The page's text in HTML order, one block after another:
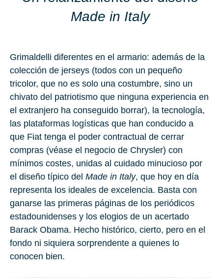
Made in Italy
Grimaldelli diferentes en el armario: además de la
colección de jerseys (todos con un pequeño
tricolor, que no es solo una costumbre, sino un
chivato del patriotismo que ninguna experiencia en
el extranjero ha conseguido borrar), la tecnología,
las plataformas logísticas que han conducido a
que Fiat tenga el poder contractual de cerrar
compras (véase el negocio de Chrysler) con
mínimos costes, unidas al cuidado minucioso por
el diseño típico del Made in Italy, que hoy en día
representa los ideales de excelencia. Basta con
ganarse las primeras páginas de los periódicos
estadounidenses y los elogios de un acertado
Barack Obama. Hecho histórico, cierto, pero en el
fondo ni siquiera sorprendente a quienes lo
conocen bien.